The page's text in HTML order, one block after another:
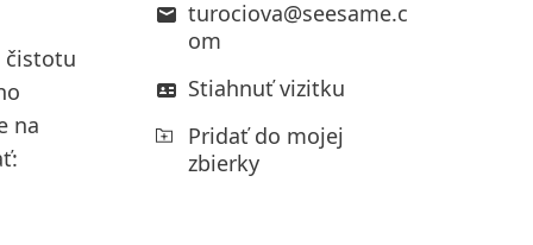
čistotu
na
turociova@seesame.c
om
Stiahnuť vizitku
Pridať do mojej
zbierky